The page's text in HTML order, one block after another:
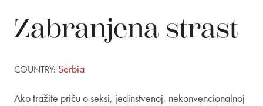
Zabranjena strast
COUNTRY: Serbia
Ako tražite priču o seksi, jedinstvenoj, nekonvencionalnoj